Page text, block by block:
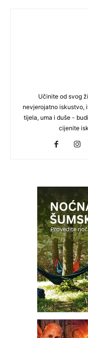
Učinite od svog
nevjerojatno iskustvo,
tijela, uma i duše -
cijenite